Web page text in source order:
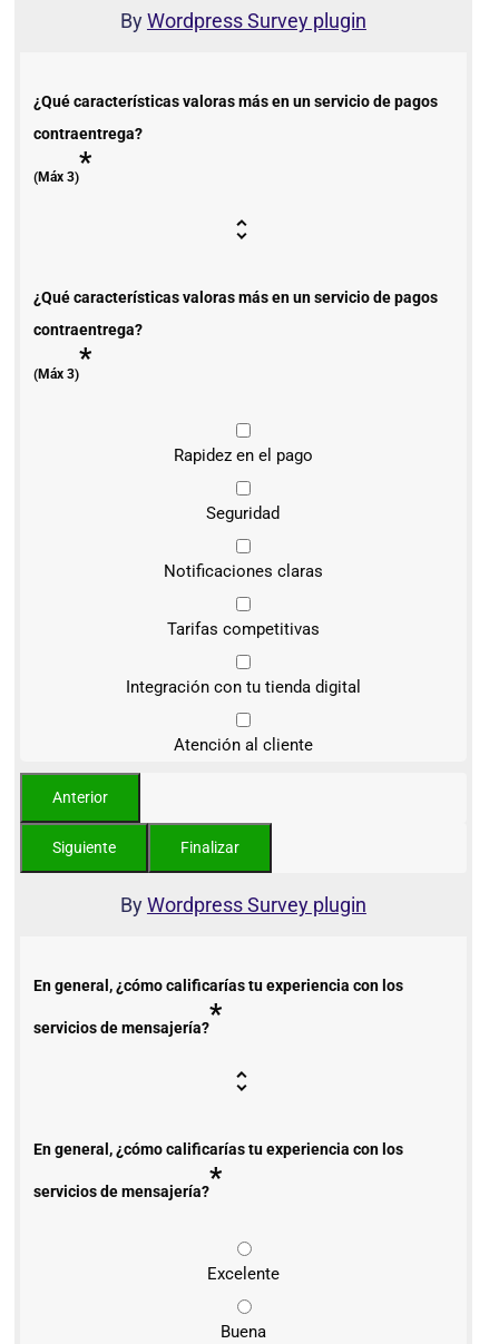
ByWordpress Survey plugin
¿Qué características valoras más en un servicio de pagos
contraentrega?
(Máx 3)*
¿Qué características valoras más en un servicio de pagos
contraentrega?
(Máx 3)*
Rapidez en el pago
Seguridad
Notificaciones claras
Tarifas competitivas
Integración con tu tienda digital
Atención al cliente
ByWordpress Survey plugin
En general, ¿cómo calificarías tu experiencia con los
servicios de mensajería?*
En general, ¿cómo calificarías tu experiencia con los
servicios de mensajería?*
Excelente
Buena